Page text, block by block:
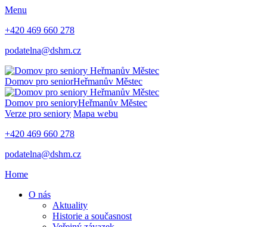
Menu
+420 469 660 278
podatelna@dshm.cz
Domov pro seniorHeřmanův Městec
Domov pro senioryHeřmanův Městec
Verze pro seniory Mapa webu
+420 469 660 278
podatelna@dshm.cz
Home
O nás
Aktuality
Historie a současnost